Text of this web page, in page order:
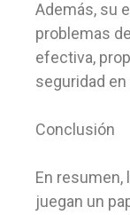
Además, su
problemas
efectiva,
seguridad
Conclusión
En
juegan un